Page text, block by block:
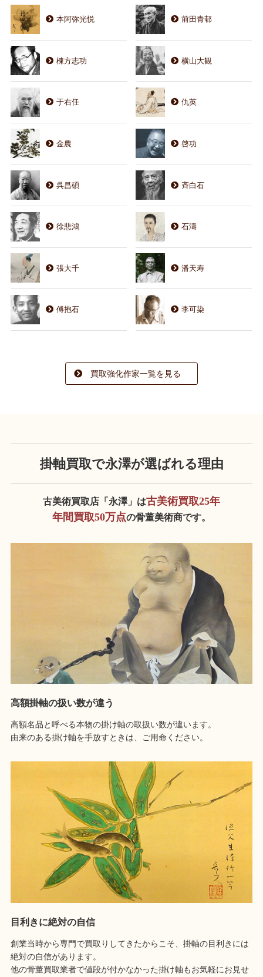
本阿弥光悦 前田青邨
棟方志功 横山大観
于右任 仇英
金農 啓功
呉昌碩 斉白石
徐悲鴻 石濤
張大千 潘天寿
傅抱石 李可染
買取強化作家一覧を見る
掛軸買取で永澤が選ばれる理由
古美術買取店「永澤」は古美術買取25年
年間買取50万点の骨董美術商です。
高額掛軸の扱い数が違う
高額名品と呼べる本物の掛け軸の取扱い数が違います。
由来のある掛け軸を手放すときは、ご用命ください。
目利きに絶対の自信
創業当時から専門で買取りしてきたからこそ、掛軸の目利きには
絶対の自信があります。
他の骨董買取業者で値段が付かなかった掛け軸もお気軽にお見せ